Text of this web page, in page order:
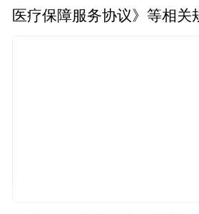
医疗保障服务协议》等相关